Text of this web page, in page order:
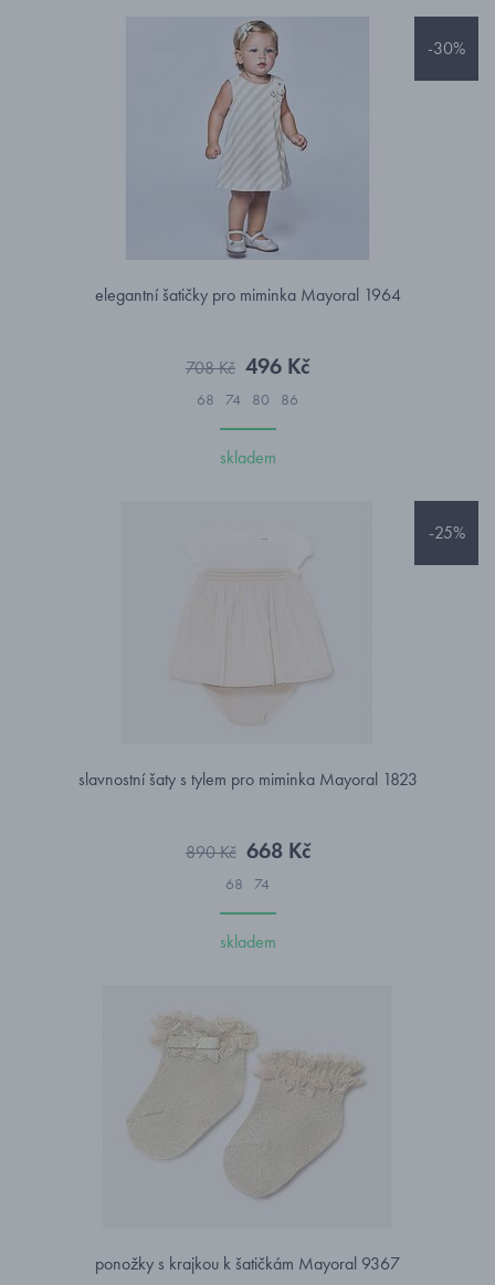
-30%
elegantní šatičky pro miminka Mayoral 1964
708 Kč 496 Kč
68 74 80 86
skladem
-25%
slavnostní šaty s tylem pro miminka Mayoral 1823
890 Kč 668 Kč
68 74
skladem
ponožky s krajkou k šatičkám Mayoral 9367